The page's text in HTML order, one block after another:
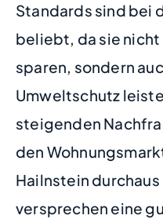
Standards sind bei
beliebt, da sie
sparen, sondern
Umweltschutz
steigenden
den
Hailnstein
versprechen eine